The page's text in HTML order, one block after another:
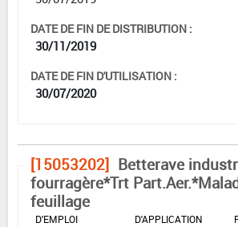
DATE DE FIN DE DISTRIBUTION :
30/11/2019
DATE DE FIN D'UTILISATION :
30/07/2020
[15053202] Betterave
fourragère*Trt
feuillage
DOSE MAX
D'EMPLOI
D'APPLICATION